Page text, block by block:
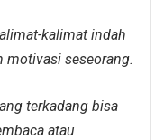
kalimat indah
motivasi seseorang.
terkadang bisa
atau